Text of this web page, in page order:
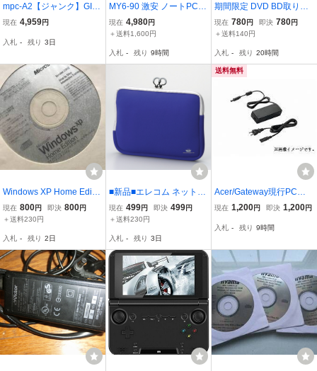
mpc-A2【ジャンク】GIG
ABYTE GB-BSi3H-6100
◆ネジ欠品
現在 4,959円
入札 - 残り 3日
MY6-90 激安 ノートPC N
TT docomo ドコモ sigmar
ionIII シグマリオン3 Intel
液晶割れなし 通電未確認
現在 4,980円
＋送料1,600円
入札 - 残り 9時間
期間限定 DVD BD取り込
み HDデータ回復 劣化チ
ェック 総合便利ツール A
現在 780円 即決 780円
＋送料140円
入札 - 残り 20時間
Windows XP Home Editio
n Version 2002 Step by St
ep Interactive Training ☆
現在 800円 即決 800円
＋送料230円
入札 - 残り 2日
■新品■エレコム ネットブ
ックのためのインナーバ
ッグBM-IB08BU■10.2イ
現在 499円 即決 499円
＋送料230円
入札 - 残り 3日
送料無料
Acer/Gateway現行PC対
応代替用ACアダプターPA
A-1650-86/ADP-65VH D
現在 1,200円 即決 1,200円
入札 - 残り 9時間